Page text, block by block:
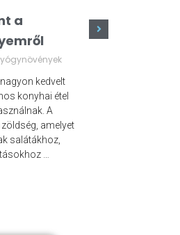
a
kedvelt
konyhai étel
A
amelyet
salátákhoz,
…